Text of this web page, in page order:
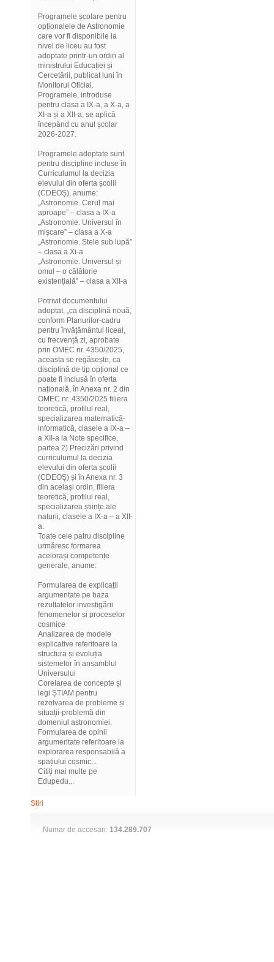
Programele școlare pentru
opționalele de Astronomie
care vor fi disponibile la
nivel de liceu au fost
adoptate printr-un ordin al
ministrului Educației și
Cercetării, publicat luni în
Monitorul Oficial.
Programele, introduse
pentru clasa a IX-a, a X-a, a
XI-a și a XII-a, se aplică
începând cu anul școlar
2026-2027.
Programele adoptate sunt
pentru discipline incluse în
Curriculumul la decizia
elevului din oferta școlii
(CDEOȘ), anume:
„Astronomie. Cerul mai
aproape” – clasa a IX-a
„Astronomie. Universul în
mișcare” – clasa a X-a
„Astronomie. Stele sub lupă”
– clasa a Xi-a
„Astronomie. Universul și
omul – o călătorie
existențială” – clasa a XII-a
Potrivit documentului
adoptat, „ca disciplină nouă,
conform Planurilor-cadru
pentru învățământul liceal,
cu frecvență zi, aprobate
prin OMEC nr. 4350/2025,
aceasta se regăsește, ca
disciplină de tip opțional ce
poate fi inclusă în oferta
națională, în Anexa nr. 2 din
OMEC nr. 4350/2025 filiera
teoretică, profilul real,
specializarea matematică-
informatică, clasele a IX-a –
a XII-a la Note specifice,
partea 2) Precizări privind
curriculumul la decizia
elevului din oferta școlii
(CDEOȘ) și în Anexa nr. 3
din același ordin, filiera
teoretică, profilul real,
specializarea științe ale
naturii, clasele a IX-a – a XII-
a.
Toate cele patru discipline
urmăresc formarea
acelorași competențe
generale, anume:
Formularea de explicații
argumentate pe baza
rezultatelor investigării
fenomenelor și proceselor
cosmice
Analizarea de modele
explicative referitoare la
structura și evoluția
sistemelor în ansamblul
Universului
Corelarea de concepte și
legi ȘTIAM pentru
rezolvarea de probleme și
situații-problemă din
domeniul astronomiei.
Formularea de opinii
argumentate referitoare la
explorarea responsabilă a
spațiului cosmic...
Citiți mai multe pe
Edupedu...
Stiri
Numar de accesari: 134.289.707